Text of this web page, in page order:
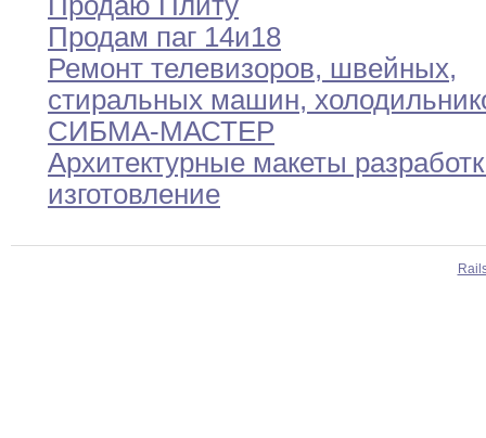
Продам паг 14и18
Ремонт телевизоров, швейных,
стиральных машин,
СИБМА-МАСТЕР
Архитектурные макеты
изготовление